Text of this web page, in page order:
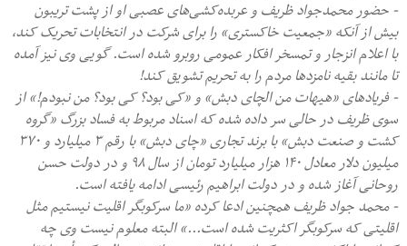
- حضور محمدجواد ظریف و عربده‌کشی‌های عصبی او از پشت تریبون
بیش از آنکه «جمعیت خاکستری» را برای شرکت در انتخابات تحریک کند،
با اعلام انزجار و تمسخر افکار عمومی روبرو شده است. گویی وی نیز آمده
تا مانند بقیه نامزدها مردم را به تحریم تشویق کند!
- فریادهای «هیهات من الچای دبش» و «کی بود؟ کی بود؟ من نبودم!» از
سوی ظریف در حالی سر داده شده که اسناد مربوط به فساد بزرگ «گروه
کشت و صنعت دبش» با برند تجاری «چای دبش» با رقم ۳ میلیارد و ۳۷۰
میلیون دلار معادل ۱۴۰ هزار میلیارد تومان از سال ۹۸ و در دولت حسن
روحانی آغاز شده و در دولت ابراهیم رئیسی ادامه یافته است.
- محمد جواد ظریف همچنین ادعا کرده «ما سرکوبگر اقلیت نیستیم مثل
اقلیتی که سرکوبگر اکثریت شده است...» البته معلوم نیست وی چه